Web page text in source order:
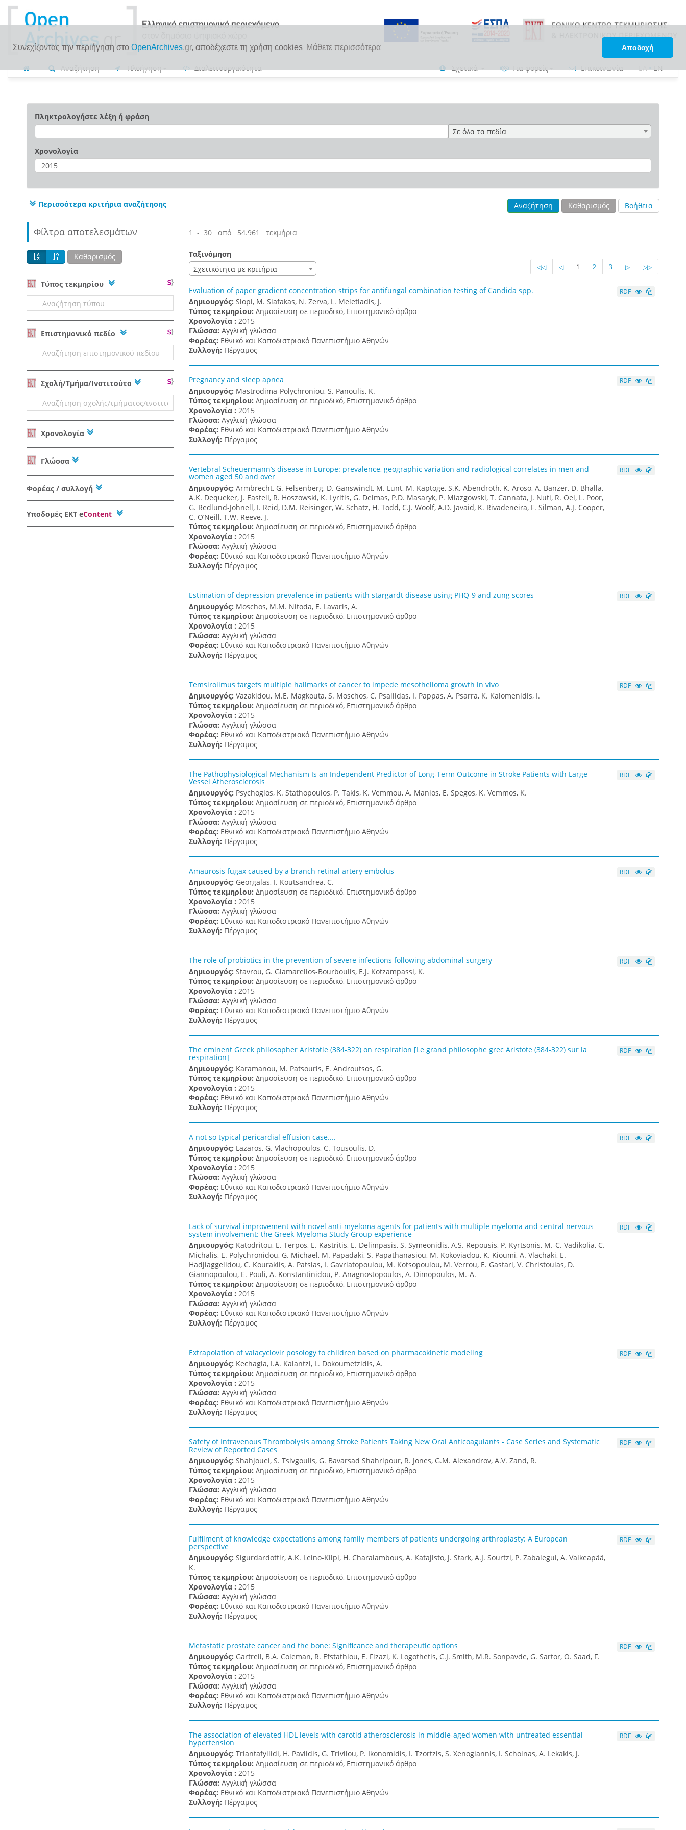
Συνεχίζοντας την περιήγηση στο OpenArchives.gr, αποδέχεστε τη χρήση cookies Μάθετε περισσότερα Αποδοχή
Αναζήτηση Πλοήγηση Διαλειτουργικότητα Σχετικά Για φορείς Επικοινωνία ΕΛ•EN
Πληκτρολογήστε λέξη ή φράση
Σε όλα τα πεδία
Χρονολογία
Περισσότερα κριτήρια αναζήτησης Αναζήτηση Καθαρισμός Βοήθεια
Φίλτρα αποτελεσμάτων
Καθαρισμός
Tύπος τεκμηρίου
Επιστημονικό πεδίο
Σχολή/Τμήμα/Ινστιτούτο
Χρονολογία
Γλώσσα
Φορέας / συλλογή
Υποδομές ΕΚΤ eContent
1 - 30 από 54.961 τεκμήρια
Ταξινόμηση
Σχετικότητα με κριτήρια
◁◁ ◁ 1 2 3 ▷ ▷▷
Evaluation of paper gradient concentration strips for antifungal combination testing of Candida spp.
Δημιουργός: Siopi, M. Siafakas, N. Zerva, L. Meletiadis, J.
Τύπος τεκμηρίου: Δημοσίευση σε περιοδικό, Επιστημονικό άρθρο
Χρονολογία : 2015
Γλώσσα: Αγγλική γλώσσα
Φορέας: Εθνικό και Καποδιστριακό Πανεπιστήμιο Αθηνών
Συλλογή: Πέργαμος
RDF
Pregnancy and sleep apnea
Δημιουργός: Mastrodima-Polychroniou, S. Panoulis, K.
Τύπος τεκμηρίου: Δημοσίευση σε περιοδικό, Επιστημονικό άρθρο
Χρονολογία : 2015
Γλώσσα: Αγγλική γλώσσα
Φορέας: Εθνικό και Καποδιστριακό Πανεπιστήμιο Αθηνών
Συλλογή: Πέργαμος
RDF
Vertebral Scheuermann’s disease in Europe: prevalence, geographic variation and radiological correlates in men and
women aged 50 and over
Δημιουργός: Armbrecht, G. Felsenberg, D. Ganswindt, M. Lunt, M. Kaptoge, S.K. Abendroth, K. Aroso, A. Banzer, D. Bhalla,
A.K. Dequeker, J. Eastell, R. Hoszowski, K. Lyritis, G. Delmas, P.D. Masaryk, P. Miazgowski, T. Cannata, J. Nuti, R. Oei, L. Poor,
G. Redlund-Johnell, I. Reid, D.M. Reisinger, W. Schatz, H. Todd, C.J. Woolf, A.D. Javaid, K. Rivadeneira, F. Silman, A.J. Cooper,
C. O’Neill, T.W. Reeve, J.
Τύπος τεκμηρίου: Δημοσίευση σε περιοδικό, Επιστημονικό άρθρο
Χρονολογία : 2015
Γλώσσα: Αγγλική γλώσσα
Φορέας: Εθνικό και Καποδιστριακό Πανεπιστήμιο Αθηνών
Συλλογή: Πέργαμος
RDF
Estimation of depression prevalence in patients with stargardt disease using PHQ-9 and zung scores
Δημιουργός: Moschos, M.M. Nitoda, E. Lavaris, A.
Τύπος τεκμηρίου: Δημοσίευση σε περιοδικό, Επιστημονικό άρθρο
Χρονολογία : 2015
Γλώσσα: Αγγλική γλώσσα
Φορέας: Εθνικό και Καποδιστριακό Πανεπιστήμιο Αθηνών
Συλλογή: Πέργαμος
RDF
Temsirolimus targets multiple hallmarks of cancer to impede mesothelioma growth in vivo
Δημιουργός: Vazakidou, M.E. Magkouta, S. Moschos, C. Psallidas, I. Pappas, A. Psarra, K. Kalomenidis, I.
Τύπος τεκμηρίου: Δημοσίευση σε περιοδικό, Επιστημονικό άρθρο
Χρονολογία : 2015
Γλώσσα: Αγγλική γλώσσα
Φορέας: Εθνικό και Καποδιστριακό Πανεπιστήμιο Αθηνών
Συλλογή: Πέργαμος
RDF
The Pathophysiological Mechanism Is an Independent Predictor of Long-Term Outcome in Stroke Patients with Large
Vessel Atherosclerosis
Δημιουργός: Psychogios, K. Stathopoulos, P. Takis, K. Vemmou, A. Manios, E. Spegos, K. Vemmos, K.
Τύπος τεκμηρίου: Δημοσίευση σε περιοδικό, Επιστημονικό άρθρο
Χρονολογία : 2015
Γλώσσα: Αγγλική γλώσσα
Φορέας: Εθνικό και Καποδιστριακό Πανεπιστήμιο Αθηνών
Συλλογή: Πέργαμος
RDF
Amaurosis fugax caused by a branch retinal artery embolus
Δημιουργός: Georgalas, I. Koutsandrea, C.
Τύπος τεκμηρίου: Δημοσίευση σε περιοδικό, Επιστημονικό άρθρο
Χρονολογία : 2015
Γλώσσα: Αγγλική γλώσσα
Φορέας: Εθνικό και Καποδιστριακό Πανεπιστήμιο Αθηνών
Συλλογή: Πέργαμος
RDF
The role of probiotics in the prevention of severe infections following abdominal surgery
Δημιουργός: Stavrou, G. Giamarellos-Bourboulis, E.J. Kotzampassi, K.
Τύπος τεκμηρίου: Δημοσίευση σε περιοδικό, Επιστημονικό άρθρο
Χρονολογία : 2015
Γλώσσα: Αγγλική γλώσσα
Φορέας: Εθνικό και Καποδιστριακό Πανεπιστήμιο Αθηνών
Συλλογή: Πέργαμος
RDF
The eminent Greek philosopher Aristotle (384-322) on respiration [Le grand philosophe grec Aristote (384-322) sur la
respiration]
Δημιουργός: Karamanou, M. Patsouris, E. Androutsos, G.
Τύπος τεκμηρίου: Δημοσίευση σε περιοδικό, Επιστημονικό άρθρο
Χρονολογία : 2015
Φορέας: Εθνικό και Καποδιστριακό Πανεπιστήμιο Αθηνών
Συλλογή: Πέργαμος
RDF
A not so typical pericardial effusion case....
Δημιουργός: Lazaros, G. Vlachopoulos, C. Tousoulis, D.
Τύπος τεκμηρίου: Δημοσίευση σε περιοδικό, Επιστημονικό άρθρο
Χρονολογία : 2015
Γλώσσα: Αγγλική γλώσσα
Φορέας: Εθνικό και Καποδιστριακό Πανεπιστήμιο Αθηνών
Συλλογή: Πέργαμος
RDF
Lack of survival improvement with novel anti-myeloma agents for patients with multiple myeloma and central nervous
system involvement: the Greek Myeloma Study Group experience
Δημιουργός: Katodritou, E. Terpos, E. Kastritis, E. Delimpasis, S. Symeonidis, A.S. Repousis, P. Kyrtsonis, M.-C. Vadikolia, C.
Michalis, E. Polychronidou, G. Michael, M. Papadaki, S. Papathanasiou, M. Kokoviadou, K. Kioumi, A. Vlachaki, E.
Hadjiaggelidou, C. Kouraklis, A. Patsias, I. Gavriatopoulou, M. Kotsopoulou, M. Verrou, E. Gastari, V. Christoulas, D.
Giannopoulou, E. Pouli, A. Konstantinidou, P. Anagnostopoulos, A. Dimopoulos, M.-A.
Τύπος τεκμηρίου: Δημοσίευση σε περιοδικό, Επιστημονικό άρθρο
Χρονολογία : 2015
Γλώσσα: Αγγλική γλώσσα
Φορέας: Εθνικό και Καποδιστριακό Πανεπιστήμιο Αθηνών
Συλλογή: Πέργαμος
RDF
Extrapolation of valacyclovir posology to children based on pharmacokinetic modeling
Δημιουργός: Kechagia, I.A. Kalantzi, L. Dokoumetzidis, A.
Τύπος τεκμηρίου: Δημοσίευση σε περιοδικό, Επιστημονικό άρθρο
Χρονολογία : 2015
Γλώσσα: Αγγλική γλώσσα
Φορέας: Εθνικό και Καποδιστριακό Πανεπιστήμιο Αθηνών
Συλλογή: Πέργαμος
RDF
Safety of Intravenous Thrombolysis among Stroke Patients Taking New Oral Anticoagulants - Case Series and Systematic
Review of Reported Cases
Δημιουργός: Shahjouei, S. Tsivgoulis, G. Bavarsad Shahripour, R. Jones, G.M. Alexandrov, A.V. Zand, R.
Τύπος τεκμηρίου: Δημοσίευση σε περιοδικό, Επιστημονικό άρθρο
Χρονολογία : 2015
Γλώσσα: Αγγλική γλώσσα
Φορέας: Εθνικό και Καποδιστριακό Πανεπιστήμιο Αθηνών
Συλλογή: Πέργαμος
RDF
Fulfilment of knowledge expectations among family members of patients undergoing arthroplasty: A European
perspective
Δημιουργός: Sigurdardottir, A.K. Leino-Kilpi, H. Charalambous, A. Katajisto, J. Stark, A.J. Sourtzi, P. Zabalegui, A. Valkeapää,
K.
Τύπος τεκμηρίου: Δημοσίευση σε περιοδικό, Επιστημονικό άρθρο
Χρονολογία : 2015
Γλώσσα: Αγγλική γλώσσα
Φορέας: Εθνικό και Καποδιστριακό Πανεπιστήμιο Αθηνών
Συλλογή: Πέργαμος
RDF
Metastatic prostate cancer and the bone: Significance and therapeutic options
Δημιουργός: Gartrell, B.A. Coleman, R. Efstathiou, E. Fizazi, K. Logothetis, C.J. Smith, M.R. Sonpavde, G. Sartor, O. Saad, F.
Τύπος τεκμηρίου: Δημοσίευση σε περιοδικό, Επιστημονικό άρθρο
Χρονολογία : 2015
Γλώσσα: Αγγλική γλώσσα
Φορέας: Εθνικό και Καποδιστριακό Πανεπιστήμιο Αθηνών
Συλλογή: Πέργαμος
RDF
The association of elevated HDL levels with carotid atherosclerosis in middle-aged women with untreated essential
hypertension
Δημιουργός: Triantafyllidi, H. Pavlidis, G. Trivilou, P. Ikonomidis, I. Tzortzis, S. Xenogiannis, I. Schoinas, A. Lekakis, J.
Τύπος τεκμηρίου: Δημοσίευση σε περιοδικό, Επιστημονικό άρθρο
Χρονολογία : 2015
Γλώσσα: Αγγλική γλώσσα
Φορέας: Εθνικό και Καποδιστριακό Πανεπιστήμιο Αθηνών
Συλλογή: Πέργαμος
RDF